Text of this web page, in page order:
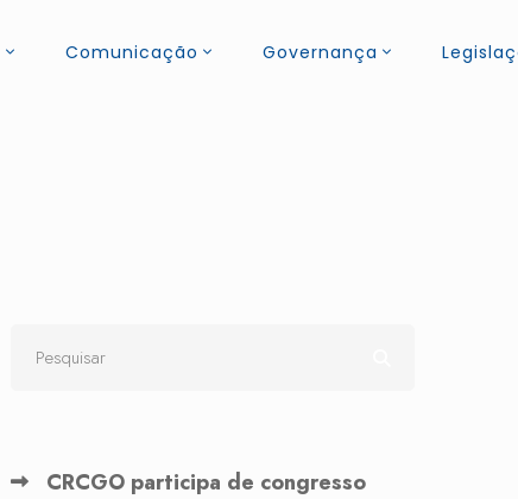
Comunicação Governança
CRCGO participa de congresso